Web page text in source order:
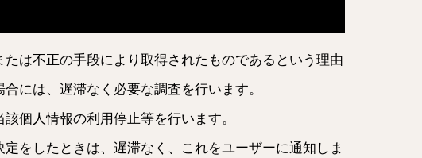
は不正の手段により取得されたものであるという理由
には、遅滞なく必要な調査を行います。
個人情報の利用停止等を行います。
をしたときは、遅滞なく、これをユーザーに通知しま